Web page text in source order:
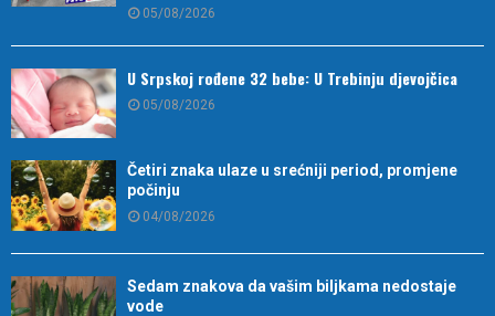
05/08/2026
U Srpskoj rođene 32 bebe: U Trebinju djevojčica
05/08/2026
Četiri znaka ulaze u srećniji period, promjene
počinju
04/08/2026
Sedam znakova da vašim biljkama nedostaje
vode